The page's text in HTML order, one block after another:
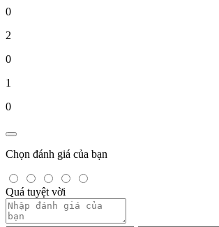
0
2
0
1
0
Chọn đánh giá của bạn
Quá tuyệt vời